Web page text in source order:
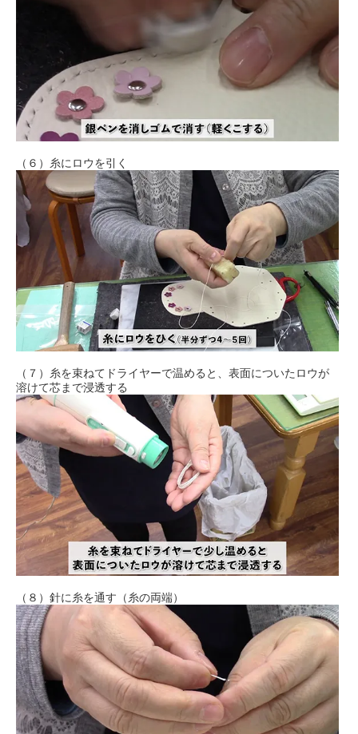
（６）糸にロウを引く
（７）糸を束ねてドライヤーで温めると、表面についたロウが
溶けて芯まで浸透する
（８）針に糸を通す（糸の両端）